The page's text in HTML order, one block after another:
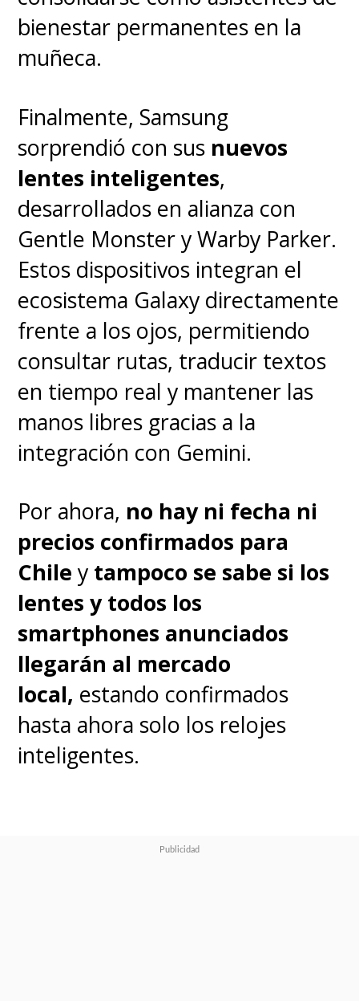
bienestar permanentes en la
muñeca.
Finalmente, Samsung
sorprendió con sus nuevos
lentes inteligentes,
desarrollados en alianza con
Gentle Monster y Warby Parker.
Estos dispositivos integran el
ecosistema Galaxy directamente
frente a los ojos, permitiendo
consultar rutas, traducir textos
en tiempo real y mantener las
manos libres gracias a la
integración con Gemini.
Por ahora, no hay ni fecha ni
precios confirmados para
Chile y tampoco se sabe si los
lentes y todos los
smartphones anunciados
llegarán al mercado
local, estando confirmados
hasta ahora solo los relojes
inteligentes.